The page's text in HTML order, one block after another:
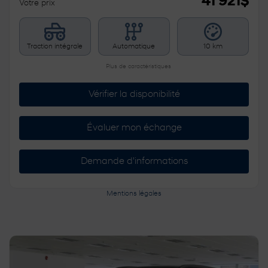
Votre prix
Traction intégrale Automatique 10 km
Plus de caractéristiques
Vérifier la disponibilité
Évaluer mon échange
Demande d'informations
Mentions légales